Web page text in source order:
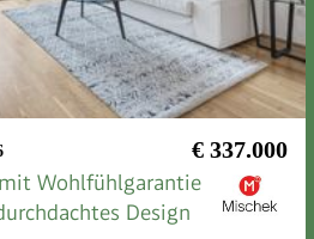
€ 337.000
Wohlfühlgarantie
Design